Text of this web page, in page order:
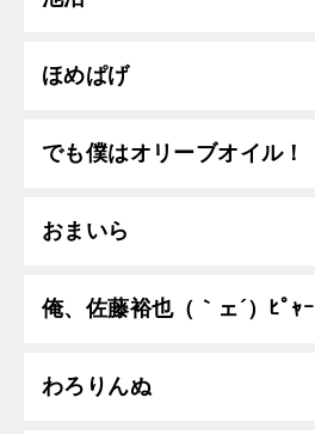
ほめぱげ
でも僕はオリーブオイル！
おまいら
俺、佐藤裕也（｀ェ´）ﾋﾟｬｰ
わろりんぬ